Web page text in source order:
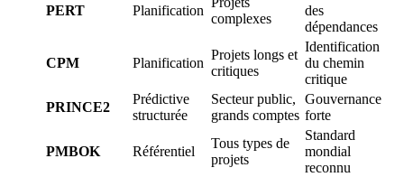
PERT Planification
complexes
des
dépendances
CPM Planification
Projets longs et
critiques
Identification
du chemin
critique
PRINCE2
Prédictive
structurée
Secteur public,
grands comptes
Gouvernance
forte
PMBOK Référentiel
Tous types de
projets
Standard
mondial
reconnu